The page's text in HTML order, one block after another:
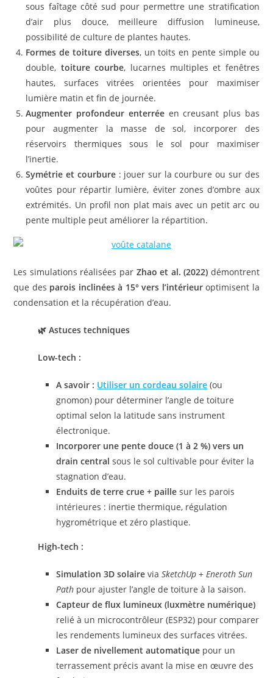
sous faîtage côté sud pour permettre une stratification
d’air plus douce, meilleure diffusion lumineuse,
possibilité de culture de plantes hautes.
Formes de toiture diverses, un toits en pente simple ou
double, toiture courbe, lucarnes multiples et fenêtres
hautes, surfaces vitrées orientées pour maximiser
lumière matin et fin de journée.
Augmenter profondeur enterréeen creusant plus bas
pour augmenter la masse de sol, incorporer des
réservoirs thermiques sous le sol pour maximiser
l’inertie.
Symétrie et courbure: jouer sur la courbure ou sur des
voûtes pour répartir lumière, éviter zones d’ombre aux
extrémités. Un profil non plat mais avec un petit arc ou
pente multiple peut améliorer la répartition.
Les simulations réalisées par Zhao et al. (2022) démontrent
que des parois inclinées à 15° vers l’intérieuroptimisent la
condensation et la récupération d’eau.
🌿 Astuces techniques
Low-tech :
A savoir : Utiliser un cordeau solaire (ou
gnomon) pour déterminer l’angle de toiture
optimal selon la latitude sans instrument
électronique.
Incorporer une pente douce (1 à 2 %) vers un
drain central sous le sol cultivable pour éviter la
stagnation d’eau.
Enduits de terre crue + paille sur les parois
intérieures : inertie thermique, régulation
hygrométrique et zéro plastique.
High-tech :
Simulation 3D solaire viaSketchUp +Eneroth Sun
Path pour ajuster l’angle de toiture à la saison.
Capteur de flux lumineux (luxmètre numérique)
relié à un microcontrôleur (ESP32) pour comparer
les rendements lumineux des surfaces vitrées.
Laser de nivellement automatique pour un
terrassement précis avant la mise en œuvre des